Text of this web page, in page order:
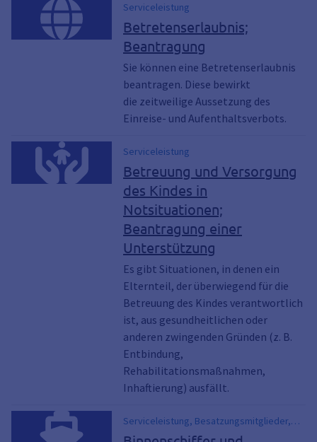
Serviceleistung
Betretenserlaubnis;
Beantragung
Sie können eine Betretenserlaubnis
beantragen. Diese bewirkt
die zeitweilige Aussetzung des
Einreise- und Aufenthaltsverbots.
Serviceleistung
Betreuung und Versorgung
des Kindes in
Notsituationen;
Beantragung einer
Unterstützung
Es gibt Situationen, in denen ein
Elternteil, der überwiegend für die
Betreuung des Kindes verantwortlich
ist, aus gesundheitlichen oder
anderen zwingenden Gründen (z. B.
Entbindung,
Rehabilitationsmaßnahmen,
Inhaftierung) ausfällt.
Serviceleistung, Besatzungsmitglieder,
Binnenschiffer, Binnenschifffahrt, Kapitän,